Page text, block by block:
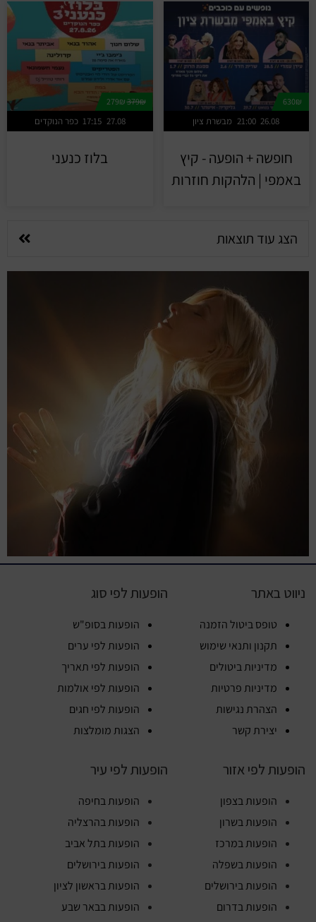
630₪
מבשרת ציון 21:00 26.08
חופשה + הופעה - קיץ
באמפי | הלהקות חוזרות
379₪
279₪
כפר הנוקדים 17:15 27.08
בלוז כנעני
הצג עוד תוצאות
ניווט באתר
טופס ביטול הזמנה
תקנון ותנאי שימוש
מדיניות ביטולים
מדיניות פרטיות
הצהרת נגישות
יצירת קשר
הופעות לפי סוג
הופעות בסופ"ש
הופעות לפי ערים
הופעות לפי תאריך
הופעות לפי אולמות
הופעות לפי חגים
הצגות מומלצות
הופעות לפי אזור
הופעות בצפון
הופעות בשרון
הופעות במרכז
הופעות בשפלה
הופעות בירושלים
הופעות בדרום
הופעות לפי עיר
הופעות בחיפה
הופעות בהרצליה
הופעות בתל אביב
הופעות בירושלים
הופעות בראשון לציון
הופעות בבאר שבע